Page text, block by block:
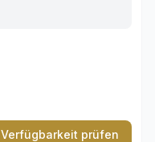
Verfügbarkeit prüfen